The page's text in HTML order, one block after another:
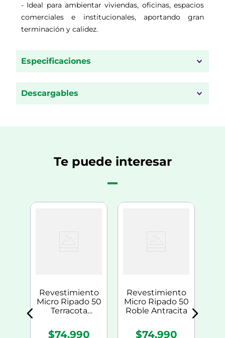
- Ideal para ambientar viviendas, oficinas, espacios
comerciales e institucionales, aportando gran
terminación y calidez.
Especificaciones
Descargables
Te puede interesar
Revestimiento
Micro Ripado 50
Terracota
$74.990
Revestimiento
Micro Ripado 50
Roble Antracita
$74.990